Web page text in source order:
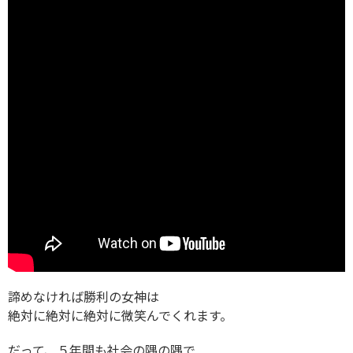
諦めなければ勝利の女神は
絶対に絶対に絶対に微笑んでくれます。